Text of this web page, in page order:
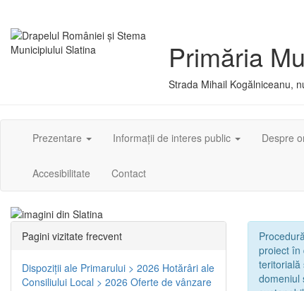
Primăria
Strada Mihail Kogălniceanu,
Prezentare Informații de interes public Despre
Accesibilitate Contact
proiect în
teritorială
domeniul
Pagini vizitate frecvent
Dispoziţii ale Primarului > 2026 Hotărâri ale
Consiliului Local > 2026 Oferte de vânzare